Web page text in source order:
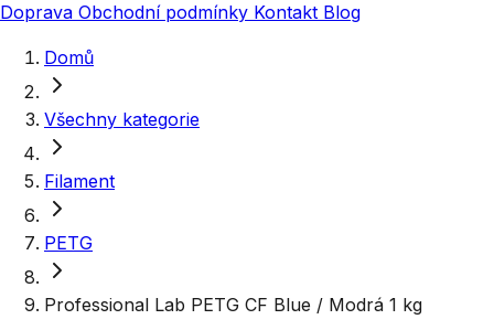
Doprava Obchodní podmínky Kontakt Blog
Domů
Všechny kategorie
Filament
PETG
Professional Lab PETG CF Blue / Modrá 1 kg